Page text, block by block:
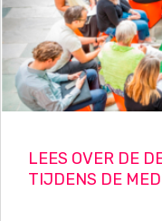
LEES OVER DE
TIJDENS DE